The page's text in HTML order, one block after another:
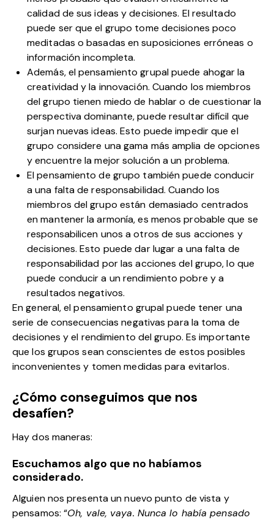
calidad de sus ideas y decisiones. El resultado
puede ser que el grupo tome decisiones poco
meditadas o basadas en suposiciones erróneas o
información incompleta.
Además, el pensamiento grupal puede ahogar la
creatividad y la innovación. Cuando los miembros
del grupo tienen miedo de hablar o de cuestionar la
perspectiva dominante, puede resultar difícil que
surjan nuevas ideas. Esto puede impedir que el
grupo considere una gama más amplia de opciones
y encuentre la mejor solución a un problema.
El pensamiento de grupo también puede conducir
a una falta de responsabilidad. Cuando los
miembros del grupo están demasiado centrados
en mantener la armonía, es menos probable que se
responsabilicen unos a otros de sus acciones y
decisiones. Esto puede dar lugar a una falta de
responsabilidad por las acciones del grupo, lo que
puede conducir a un rendimiento pobre y a
resultados negativos.
En general, el pensamiento grupal puede tener una
serie de consecuencias negativas para la toma de
decisiones y el rendimiento del grupo. Es importante
que los grupos sean conscientes de estos posibles
inconvenientes y tomen medidas para evitarlos.
¿Cómo conseguimos que nos
desafíen?
Hay dos maneras:
Escuchamos algo que no habíamos
considerado.
Alguien nos presenta un nuevo punto de vista y
pensamos: “Oh, vale, vaya. Nunca lo había pensado